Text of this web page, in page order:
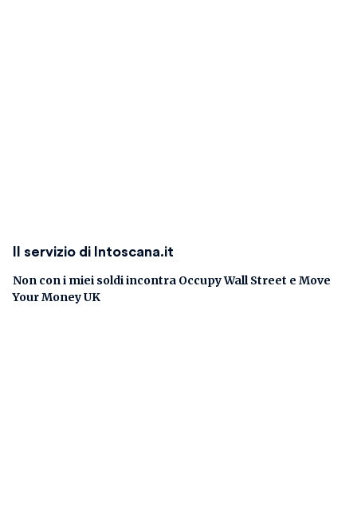
Il servizio di Intoscana.it
Non con i miei soldi incontra Occupy Wall Street e Move
Your Money UK